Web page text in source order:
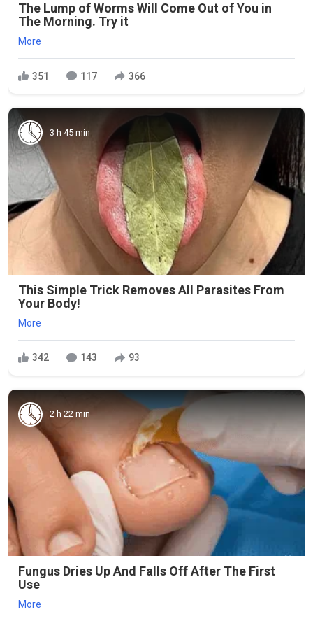
The Lump of Worms Will Come Out of You in
The Morning. Try it
More
351 117 366
3 h 45 min
This Simple Trick Removes All Parasites From
Your Body!
More
342 143 93
2 h 22 min
Fungus Dries Up And Falls Off After The First
Use
More